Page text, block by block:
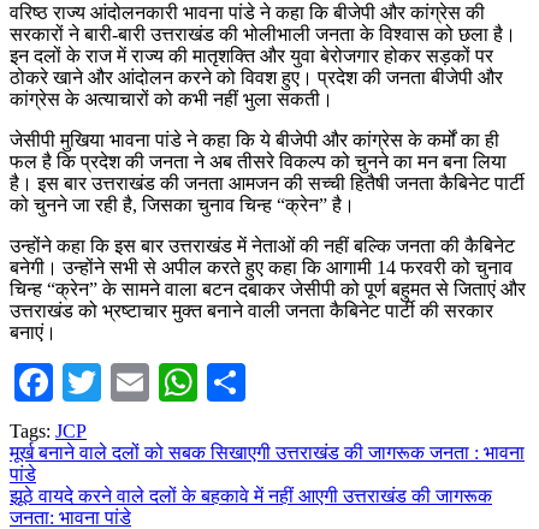
वरिष्ठ राज्य आंदोलनकारी भावना पांडे ने कहा कि बीजेपी और कांग्रेस की
सरकारों ने बारी-बारी उत्तराखंड की भोलीभाली जनता के विश्वास को छला है।
इन दलों के राज में राज्य की मातृशक्ति और युवा बेरोजगार होकर सड़कों पर
ठोकरे खाने और आंदोलन करने को विवश हुए। प्रदेश की जनता बीजेपी और
कांग्रेस के अत्याचारों को कभी नहीं भुला सकती।
जेसीपी मुखिया भावना पांडे ने कहा कि ये बीजेपी और कांग्रेस के कर्मों का ही
फल है कि प्रदेश की जनता ने अब तीसरे विकल्प को चुनने का मन बना लिया
है। इस बार उत्तराखंड की जनता आमजन की सच्ची हितैषी जनता कैबिनेट पार्टी
को चुनने जा रही है, जिसका चुनाव चिन्ह “क्रेन” है।
उन्होंने कहा कि इस बार उत्तराखंड में नेताओं की नहीं बल्कि जनता की कैबिनेट
बनेगी। उन्होंने सभी से अपील करते हुए कहा कि आगामी 14 फरवरी को चुनाव
चिन्ह “क्रेन” के सामने वाला बटन दबाकर जेसीपी को पूर्ण बहुमत से जिताएं और
उत्तराखंड को भ्रष्टाचार मुक्त बनाने वाली जनता कैबिनेट पार्टी की सरकार
बनाएं।
Facebook
TwitterEmailWhatsApp
Tags: JCP
Post
navigation
मूर्ख बनाने वाले दलों को सबक सिखाएगी उत्तराखंड की जागरूक जनता : भावना
पांडे
झूठे वायदे करने वाले दलों के बहकावे में नहीं आएगी उत्तराखंड की जागरूक
जनता: भावना पांडे